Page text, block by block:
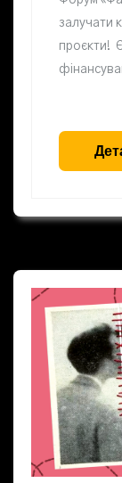
залучати
проєкти!